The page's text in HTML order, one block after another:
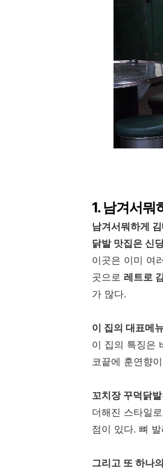
1. 남겨서뭐
남겨서뭐하게
닭발 맛집은 신
이곳은 이미 여
곳으로 레트로
가 많다.
이 집의 대표메
이 집의 특징은
코끝에 훈연향
꼬치장 꾸덕닭발
더해진 스타일
점이 있다. 뼈
그리고 또 하나